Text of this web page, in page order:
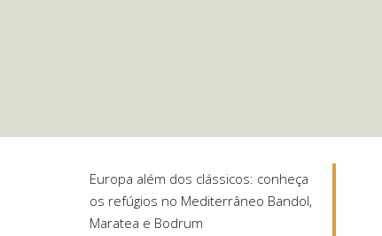
Europa além dos clássicos: conheça
os refúgios no Mediterrâneo Bandol,
Maratea e Bodrum